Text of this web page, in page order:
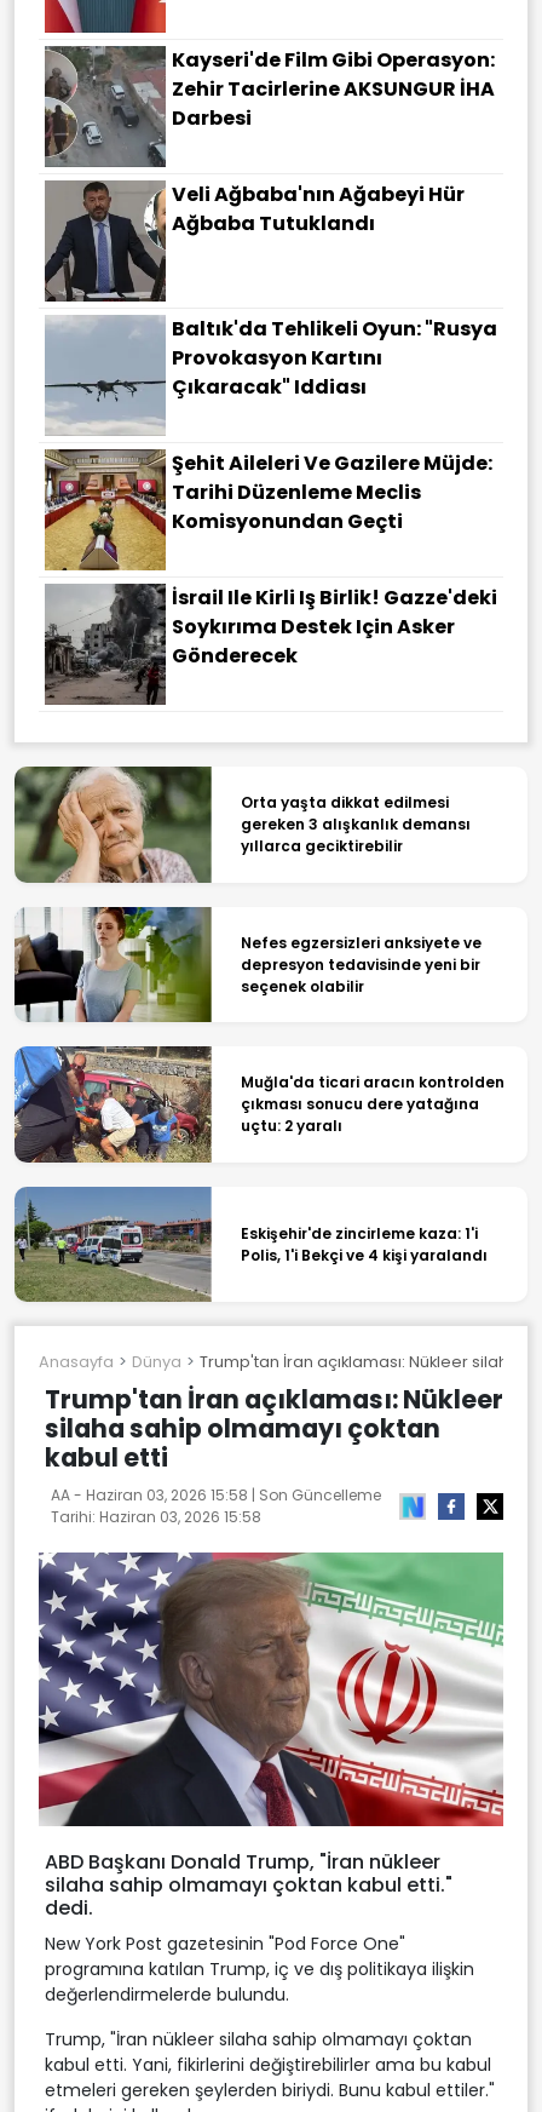
Kayseri'de Film Gibi Operasyon:
Zehir Tacirlerine AKSUNGUR İHA
Darbesi
Veli Ağbaba'nın Ağabeyi Hür
Ağbaba Tutuklandı
Baltık'da Tehlikeli Oyun: "Rusya
Provokasyon Kartını
Çıkaracak" Iddiası
Şehit Aileleri Ve Gazilere Müjde:
Tarihi Düzenleme Meclis
Komisyonundan Geçti
İsrail Ile Kirli Iş Birlik! Gazze'deki
Soykırıma Destek Için Asker
Gönderecek
Orta yaşta dikkat edilmesi
gereken 3 alışkanlık demansı
yıllarca geciktirebilir
Nefes egzersizleri anksiyete ve
depresyon tedavisinde yeni bir
seçenek olabilir
Muğla'da ticari aracın kontrolden
çıkması sonucu dere yatağına
uçtu: 2 yaralı
Eskişehir'de zincirleme kaza: 1'i
Polis, 1'i Bekçi ve 4 kişi yaralandı
Anasayfa Dünya Trump'tan İran açıklaması: Nükleer silaha
Trump'tan İran açıklaması: Nükleer
silaha sahip olmamayı çoktan
kabul etti
AA - Haziran 03, 2026 15:58 | Son Güncelleme
Tarihi: Haziran 03, 2026 15:58
ABD Başkanı Donald Trump, "İran nükleer
silaha sahip olmamayı çoktan kabul etti."
dedi.
New York Post gazetesinin "Pod Force One"
programına katılan Trump, iç ve dış politikaya ilişkin
değerlendirmelerde bulundu.
Trump, "İran nükleer silaha sahip olmamayı çoktan
kabul etti. Yani, fikirlerini değiştirebilirler ama bu kabul
etmeleri gereken şeylerden biriydi. Bunu kabul ettiler."